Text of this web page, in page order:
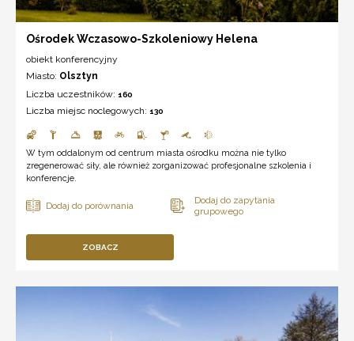
Ośrodek Wczasowo-Szkoleniowy Helena
obiekt konferencyjny
Miasto: Olsztyn
Liczba uczestników: 160
Liczba miejsc noclegowych: 130
W tym oddalonym od centrum miasta ośrodku można nie tylko
zregenerować siły, ale również zorganizować profesjonalne szkolenia i
konferencje.
ZOBACZ